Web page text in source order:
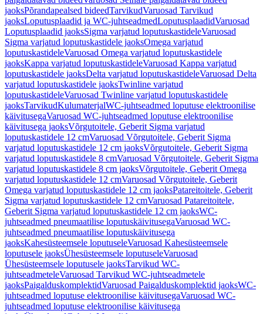
jaoksPõrandapealsed bideedTarvikudVaruosad Tarvikud
jaoksLoputusplaadid ja WC-juhtseadmedLoputusplaadidVaruosad
Loputusplaadid jaoksSigma varjatud loputuskastideleVaruosad
Sigma varjatud loputuskastidele jaoksOmega varjatud
loputuskastideleVaruosad Omega varjatud loputuskastidele
jaoksKappa varjatud loputuskastideleVaruosad Kappa varjatud
loputuskastidele jaoksDelta varjatud loputuskastideleVaruosad Delta
varjatud loputuskastidele jaoksTwinline varjatud
loputuskastideleVaruosad Twinline varjatud loputuskastidele
jaoksTarvikudKulumaterjalWC-juhtseadmed loputuse elektroonilise
käivitusegaVaruosad WC-juhtseadmed loputuse elektroonilise
käivitusega jaoksVõrgutoitele, Geberit Sigma varjatud
loputuskastidele 12 cmVaruosad Võrgutoitele, Geberit Sigma
varjatud loputuskastidele 12 cm jaoksVõrgutoitele, Geberit Sigma
varjatud loputuskastidele 8 cmVaruosad Võrgutoitele, Geberit Sigma
varjatud loputuskastidele 8 cm jaoksVõrgutoitele, Geberit Omega
varjatud loputuskastidele 12 cmVaruosad Võrgutoitele, Geberit
Omega varjatud loputuskastidele 12 cm jaoksPatareitoitele, Geberit
Sigma varjatud loputuskastidele 12 cmVaruosad Patareitoitele,
Geberit Sigma varjatud loputuskastidele 12 cm jaoksWC-
juhtseadmed pneumaatilise loputuskäivitusegaVaruosad WC-
juhtseadmed pneumaatilise loputuskäivitusega
jaoksKahesüsteemsele loputuseleVaruosad Kahesüsteemsele
loputusele jaoksÜhesüsteemsele loputuseleVaruosad
Ühesüsteemsele loputusele jaoksTarvikud WC-
juhtseadmeteleVaruosad Tarvikud WC-juhtseadmetele
jaoksPaigalduskomplektidVaruosad Paigalduskomplektid jaoksWC-
juhtseadmed loputuse elektroonilise käivitusegaVaruosad WC-
juhtseadmed loputuse elektroonilise käivitusega